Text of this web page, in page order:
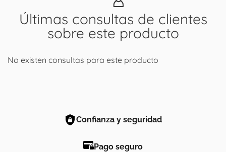
Últimas consultas de clientes
sobre este producto
No existen consultas para este producto
Confianza y seguridad
Pago seguro